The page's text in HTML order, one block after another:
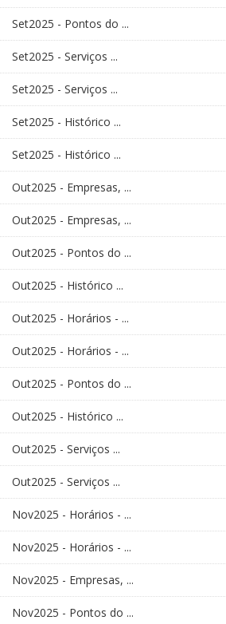
Set2025 - Pontos do ...
Set2025 - Serviços ...
Set2025 - Serviços ...
Set2025 - Histórico ...
Set2025 - Histórico ...
Out2025 - Empresas, ...
Out2025 - Empresas, ...
Out2025 - Pontos do ...
Out2025 - Histórico ...
Out2025 - Horários - ...
Out2025 - Horários - ...
Out2025 - Pontos do ...
Out2025 - Histórico ...
Out2025 - Serviços ...
Out2025 - Serviços ...
Nov2025 - Horários - ...
Nov2025 - Horários - ...
Nov2025 - Empresas, ...
Nov2025 - Pontos do ...